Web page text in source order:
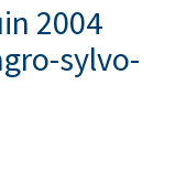
2004
sylvo-